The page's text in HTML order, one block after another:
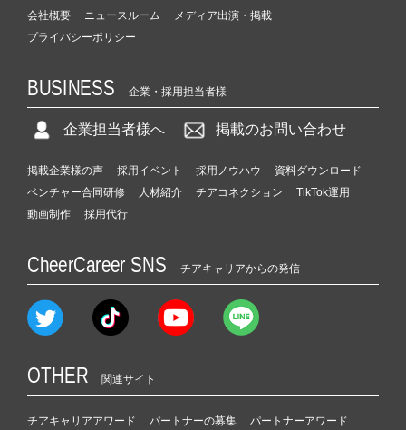
会社概要 ニュースルーム
メディア出演・掲載
プライバシーポリシー
BUSINESS 企業・採用担当者様
企業担当者様へ 掲載のお問い合わせ
掲載企業様の声 採用イベント 採用ノウハウ
資料ダウンロード
ベンチャー合同研修
人材紹介 チアコネクション
TikTok運用
動画制作
採用代行
CheerCareer SNS チアキャリアからの発信
OTHER 関連サイト
チアキャリアアワード パートナーの募集 パートナーアワード